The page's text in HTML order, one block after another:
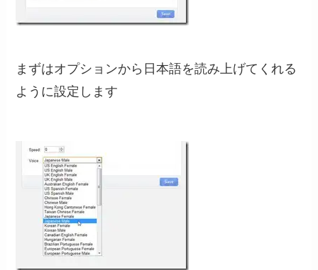
まずはオプションから日本語を読み上げてくれる
ように設定します